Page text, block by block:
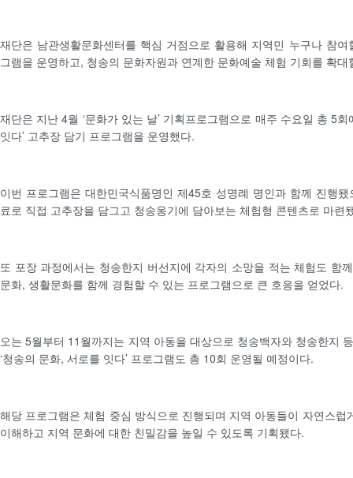
재단은 남관생활문화센터를 핵심 거점으로 활용해 지역민 누구나 참
그램을 운영하고, 청송의 문화자원과 연계한 문화예술 체험 기회를 확대
재단은 지난 4월 ‘문화가 있는 날’ 기획프로그램으로 매주 수요일 총 5
잇다’ 고추장 담기 프로그램을 운영했다.
이번 프로그램은 대한민국식품명인 제45호 성명례 명인과 함께 진행
료로 직접 고추장을 담그고 청송옹기에 담아보는 체험형 콘텐츠로 마련
또 포장 과정에서는 청송한지 버선지에 각자의 소망을 적는 체험도 함
문화, 생활문화를 함께 경험할 수 있는 프로그램으로 큰 호응을 얻었다.
오는 5월부터 11월까지는 지역 아동을 대상으로 청송백자와 청송한지
‘청송의 문화, 서로를 잇다’ 프로그램도 총 10회 운영될 예정이다.
해당 프로그램은 체험 중심 방식으로 진행되며 지역 아동들이 자연스럽
이해하고 지역 문화에 대한 친밀감을 높일 수 있도록 기획됐다.